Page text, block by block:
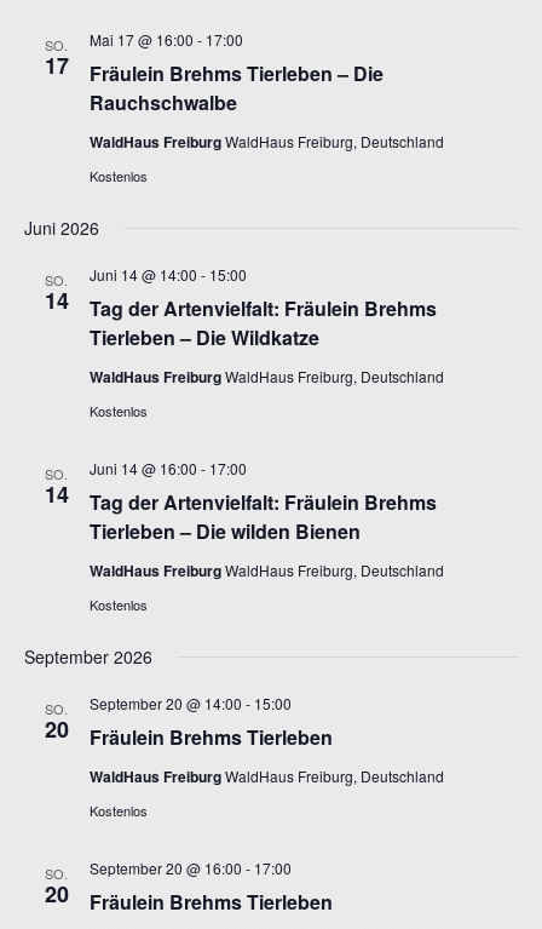
SO.
17
Fräulein Brehms Tierleben – Die
Rauchschwalbe
Mai 17 @ 16:00 - 17:00
WaldHaus FreiburgWaldHaus Freiburg, Deutschland
Kostenlos
Juni 2026
SO.
14
Tag der Artenvielfalt: Fräulein Brehms
Tierleben – Die Wildkatze
Juni 14 @ 14:00 - 15:00
WaldHaus FreiburgWaldHaus Freiburg, Deutschland
Kostenlos
SO.
14
Tag der Artenvielfalt: Fräulein Brehms
Tierleben – Die wilden Bienen
Juni 14 @ 16:00 - 17:00
WaldHaus FreiburgWaldHaus Freiburg, Deutschland
Kostenlos
September 2026
SO.
20 Fräulein Brehms Tierleben
September 20 @ 14:00 - 15:00
WaldHaus FreiburgWaldHaus Freiburg, Deutschland
Kostenlos
SO.
20 Fräulein Brehms Tierleben
September 20 @ 16:00 - 17:00